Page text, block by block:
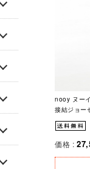
nooy ヌーイ
接結ジョー
価格 :